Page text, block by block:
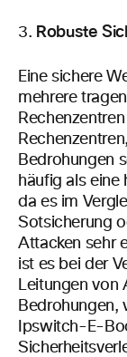
Robuste
Eine sichere
mehrere
Bedrohungen
häufig als
da es im
Sotsicherung
Attacken sehr
ist es bei der
Leitungen von
Bedrohungen,
Ipswitch-E-